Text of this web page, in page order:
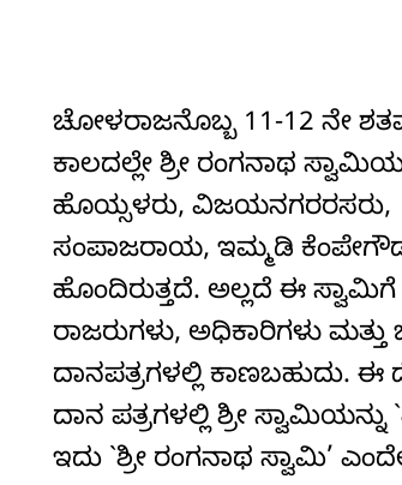
ಚೋಳರಾಜನೊಬ್ಬ 11-12 ನೇ
ಕಾಲದಲ್ಲೇ ಶ್ರೀ ರಂಗನಾಥ
ಹೊಯ್ಸಳರು, ವಿಜಯನಗರರಸರು,
ಸಂಪಾಜರಾಯ, ಇಮ್ಮಡಿ ಕೆಂಪೇಗೌಡ
ಹೊಂದಿರುತ್ತದೆ. ಅಲ್ಲದೆ ಈ
ರಾಜರುಗಳು, ಅಧಿಕಾರಿಗಳು ಮತ್ತು
ದಾನಪತ್ರಗಳಲ್ಲಿ ಕಾಣಬಹುದು.
ದಾನ ಪತ್ರಗಳಲ್ಲಿ ಶ್ರೀ
ಇದು `ಶ್ರೀ ರಂಗನಾಥ ಸ್ವಾಮಿ’